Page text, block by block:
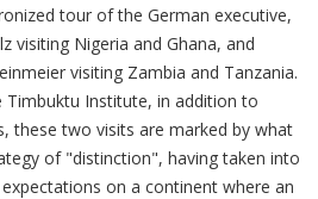
tour of the German executive,
visiting Nigeria and Ghana, and
visiting Zambia and Tanzania.
Institute, in addition to
these two visits are marked by what
of "distinction", having taken into
on a continent where an